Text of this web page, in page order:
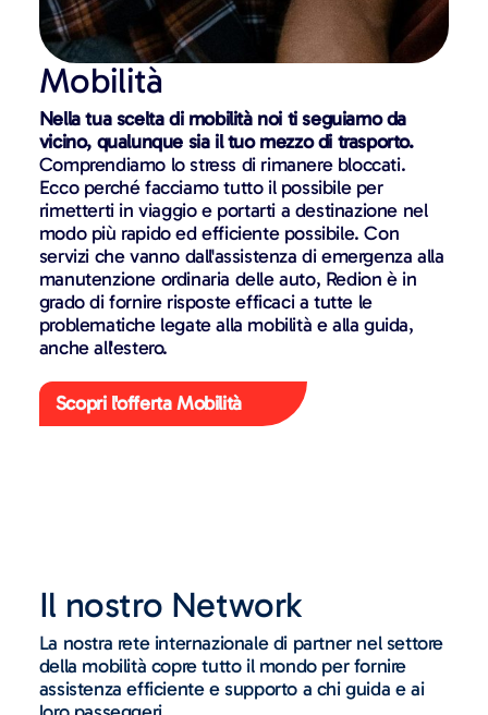
Mobilità
Nella tua scelta di mobilità noi ti seguiamo da
vicino, qualunque sia il tuo mezzo di trasporto.
Comprendiamo lo stress di rimanere bloccati.
Ecco perché facciamo tutto il possibile per
rimetterti in viaggio e portarti a destinazione nel
modo più rapido ed efficiente possibile. Con
servizi che vanno dall'assistenza di emergenza alla
manutenzione ordinaria delle auto, Redion è in
grado di fornire risposte efficaci a tutte le
problematiche legate alla mobilità e alla guida,
anche all'estero.
Scopri l'offerta Mobilità
Il nostro Network
La nostra rete internazionale di partner nel settore
della mobilità copre tutto il mondo per fornire
assistenza efficiente e supporto a chi guida e ai